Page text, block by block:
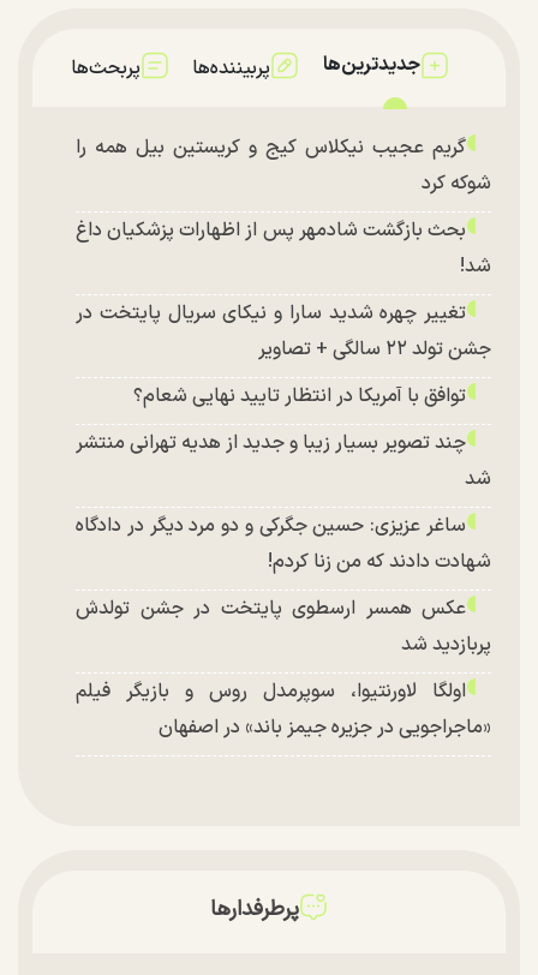
جدیدترین‌ها پربیننده‌ها پربحث‌ها
گریم عجیب نیکلاس کیج و کریستین بیل همه را
شوکه کرد
بحث بازگشت شادمهر پس از اظهارات پزشکیان داغ
شد!
تغییر چهره شدید سارا و نیکای سریال پایتخت در
جشن تولد ۲۲ سالگی + تصاویر
توافق با آمریکا در انتظار تایید نهایی شعام؟
چند تصویر بسیار زیبا و جدید از هدیه تهرانی منتشر
شد
ساغر عزیزی: حسین جگرکی و دو مرد دیگر در دادگاه
شهادت دادند که من زنا کردم!
عکس همسر ارسطوی پایتخت در جشن تولدش
پربازدید شد
اولگا لاورنتیوا، سوپرمدل روس و بازیگر فیلم
«ماجراجویی در جزیره جیمز باند» در اصفهان
پرطرفدارها